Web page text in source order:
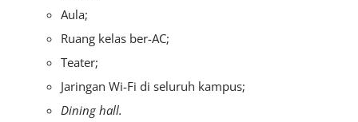
Aula;
Ruang kelas ber-AC;
Teater;
Jaringan Wi-Fi di seluruh kampus;
Dining hall.